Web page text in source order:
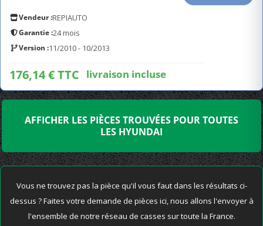
Vendeur :REPIAUTO
Garantie :24 mois
Version :11/2010 - 10/2013
176,14 € TTC livraison incluse
AFFICHER LES PIÈCES TROUVÉES POUR TOUTES
LES HYUNDAI
Vous ne trouvez pas la pièce qu'il vous faut dans les résultats ci-
dessus ? Faites votre demande de pièces ici, nous allons l'envoyer à
l'ensemble de notre réseau de casses sur toute la France.